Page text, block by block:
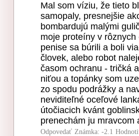
Mal som víziu, že tieto
samopaly, presnejšie
bombardujú malými
moje proteíny v
penise sa búrili a boli
človek, alebo robot
časom ochranu - tričká
niťou a topánky som
zo spodu podrážky a
neviditeľné oceľové
útočiacich kvánt
prenechám ju mravcom
Odpovedať Známka: -2.1